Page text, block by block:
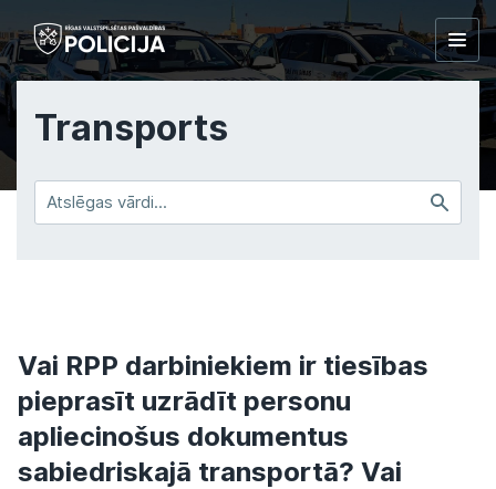
Transports
vārdus
Vai RPP darbiniekiem ir tiesības
pieprasīt uzrādīt personu
apliecinošus dokumentus
sabiedriskajā transportā? Vai